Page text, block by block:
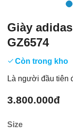
Giày
GZ6574
Còn trong kho
Là người đầu tiên
3.800.000đ
Size